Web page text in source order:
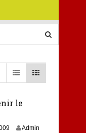
le
Admin